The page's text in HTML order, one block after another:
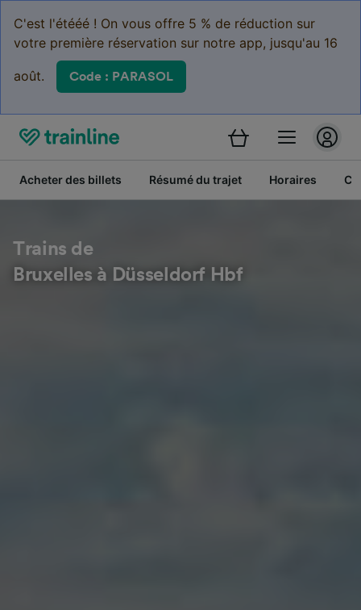
C'est l'étééé ! On vous offre 5 % de réduction sur
votre première réservation sur notre app, jusqu'au 16
août. Code : PARASOL
Acheter des billets Résumé du trajet Horaires
Trains de
Bruxelles à Düsseldorf Hbf